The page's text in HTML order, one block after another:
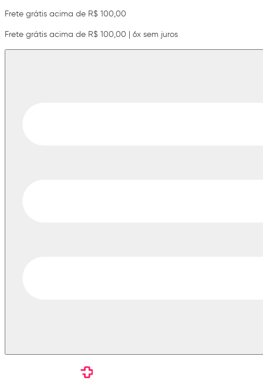
Frete grátis acima de R$ 100,00
Frete grátis acima de R$ 100,00 | 6x sem juros